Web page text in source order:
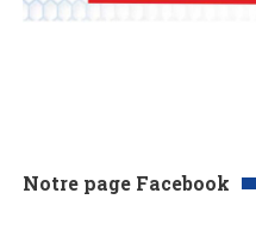
Notre page Facebook